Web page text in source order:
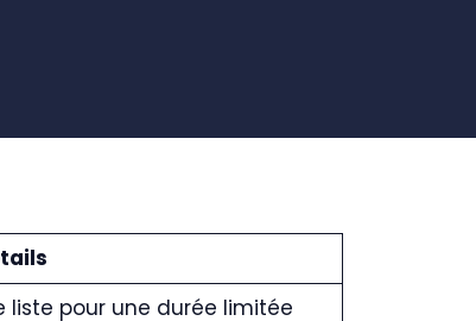
liste pour une durée limitée